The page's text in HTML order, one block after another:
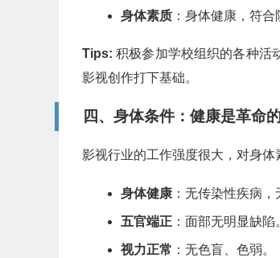
身体素质 ：身体健康，符合
Tips: 积极参加学校组织的各种活
影视创作打下基础。
四、身体条件：健康是革命
影视行业的工作强度很大，对身体
身体健康 ：无传染性疾病
五官端正 ：面部无明显缺陷
视力正常 ：无色盲、色弱。